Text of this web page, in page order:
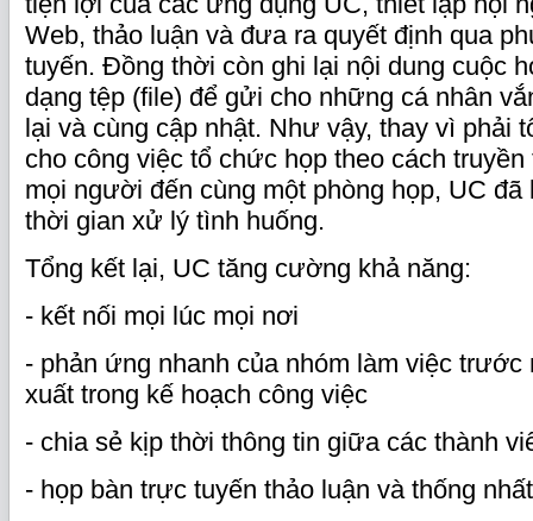
Web, thảo luận và đưa ra quyết định qua
tuyến. Đồng thời còn ghi lại nội dung cuộc
dạng tệp (file) để gửi cho những cá nhân
lại và cùng cập nhật. Như vậy, thay vì phải
cho công việc tổ chức họp theo cách
mọi người đến cùng một phòng họp, UC đã
thời gian xử lý tình huống.
Tổng kết lại, UC tăng cường khả năng:
- kết nối mọi lúc mọi nơi
- phản ứng nhanh của nhóm làm việc
xuất trong kế hoạch công việc
- chia sẻ kịp thời thông tin giữa các thành
- họp bàn trực tuyến thảo luận và thống